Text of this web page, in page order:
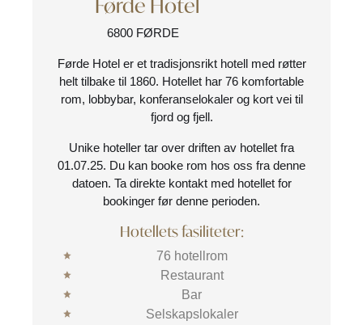
6800 FØRDE
Førde Hotel er et tradisjonsrikt hotell med røtter
helt tilbake til 1860. Hotellet har 76 komfortable
rom, lobbybar, konferanselokaler og kort vei til
fjord og fjell.
Unike hoteller tar over driften av hotellet fra
01.07.25. Du kan booke rom hos oss fra denne
datoen. Ta direkte kontakt med hotellet for
bookinger før denne perioden.
Hotellets fasiliteter:
76 hotellrom
Restaurant
Bar
Selskapslokaler